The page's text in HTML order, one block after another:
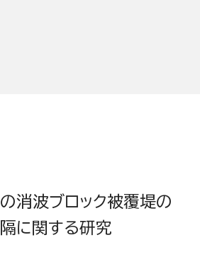
消波ブロック被覆堤の
に関する研究